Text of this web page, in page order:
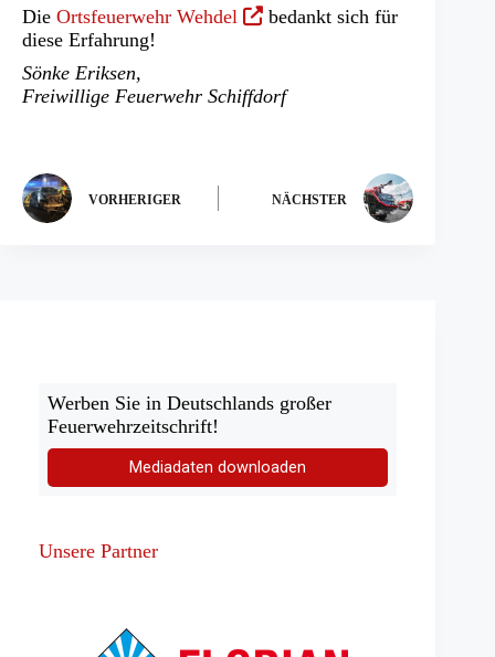
Die Ortsfeuerwehr Wehdel (Öffnet
neuen
Tab)
bedankt sich für
diese Erfahrung!
Sönke Eriksen,
Freiwillige Feuerwehr Schiffdorf
VORHERIGER NÄCHSTER
Werben Sie in Deutschlands großer
Feuerwehrzeitschrift!
Mediadaten downloaden
Unsere Partner